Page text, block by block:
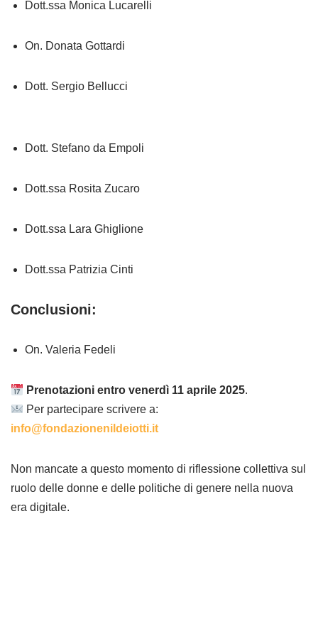
Dott.ssa Monica Lucarelli
On. Donata Gottardi
Dott. Sergio Bellucci
Dott. Stefano da Empoli
Dott.ssa Rosita Zucaro
Dott.ssa Lara Ghiglione
Dott.ssa Patrizia Cinti
Conclusioni:
On. Valeria Fedeli
Prenotazioni entro venerdì 11 aprile 2025.
Per partecipare scrivere a:
info@fondazionenildeiotti.it
Non mancate a questo momento di riflessione collettiva sul
ruolo delle donne e delle politiche di genere nella nuova
era digitale.